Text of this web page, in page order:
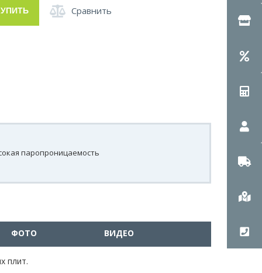
Сравнить
паропроницаемость
ФОТО ВИДЕО
плит.